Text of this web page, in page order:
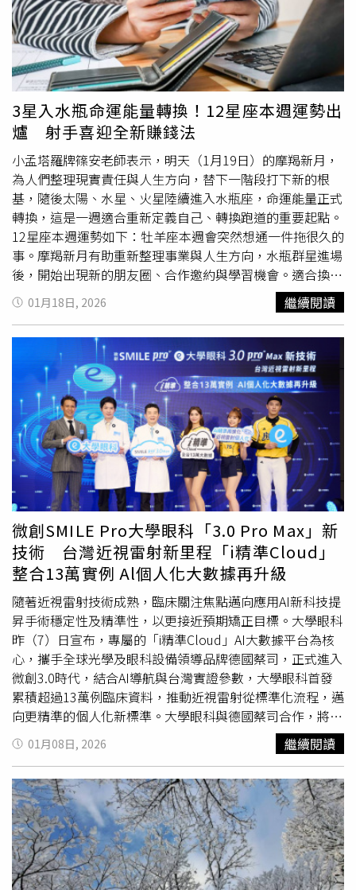
潮所驅動。」日本在全球製造業與資本財領域的高度曝險，
使其成為人工智慧建設浪潮的主要受益者。但安格里克指
出，這種連動也使市場對全球科技熱情降溫或匯率變動格外
敏感，而匯率其實在這波行情中發揮了相當關鍵的作用。近
月來，這種敏感性更加明顯。對人工智慧泡沫的憂慮已導致
市場波動，包括日本股市在內。上週，在人工智慧公司
「Anthropic」推出新1代人工智慧工具、可處理許多軟體公
司核心服務所涵蓋的複雜專業工作流程
售。安格里克補充，另1項使當前估值顯得脆弱的因素是日
圓。過去1年日圓大幅走弱，對日本股市通常有利，因為市
場中相當比例為依賴出口的製造商。他認為，日圓貶值可推
升企業盈餘並提高股價估值，但這種效果可能隨時間減弱，
「日圓的交易水準與基本面相距甚遠，本質上是過度疲弱，
屬於不合理的貶值。」根據倫敦證券交易所集團（LSEG）
數據，過去6個月日圓兌美元已貶值約3.67%。日本方面已
暗示，若日圓持續下滑可能進行干預。日本財務大臣片山皋
月甚至已就日圓「單邊貶值」問題向美國財政部長貝森特
（Scott Bessent）表達關切。位於英國蘇格蘭的安本資產
管理（Aberdeen Asset Management）預期，隨著通膨降
溫幅度可能高於目前預期，實質利率逐步上升，日圓將升
值。安格里克亦預期日圓將走強，「市場預期中期內日圓應
會升值，屆時股市估值將略為回落。」他也警告，匯率正常
化可能「大幅削弱目前的股市水準。」然而，這並不意味日
本股市的榮景毫無持續力。專家指出，近年來的結構性改
革，特別是在公司治理、資本效率與股東回報方面，已提供
持久的成長基礎。企業加大股票回購、解除交叉持股，並更
積極提升股東權益報酬率（ROE），這一轉變亦受到東京證
券交易所鼓勵。部分資產管理機構認為，只要市場預期得以
實現，日本企業基本面仍大致具支撐力。瑞士聯合私人銀行
（Union Bancaire Privée）投資組合經理祖海爾（Zuhair
Khan）表示，若強而穩定的政府能為市場帶來信心，這波
漲勢在一定程度上是「真實的」。但他警告，價格已反映尚
未落實的進展，「市場已提前反映某些尚未發生的事」，包
括資產出售、股票回購與利潤率提升的預期，這使市場幾乎
沒有失望空間，「若改善步伐放緩，仍存在下行風險。」
像存儲與傳輸系統出現故障，加上相關工作人員在審核環節
把關不嚴，最終導致電子報告內容出現錯誤。吳忠市人民醫
院表示，事發後已於第一時間向患者本人致歉，並立即對同
期上傳的所有電子檢查報告展開全面排查，防止類似問題再
次發生。院方強調，將針對系統管理和工作流程進行徹底整
改，進一步加強審核制度，杜絕此類低級錯誤重演，同時感
謝網友和社會各界對醫院工作的監督與支持。
3星入水瓶命運能量轉換！12星座本週運勢出
爐 射手喜迎全新賺錢法
小孟塔羅牌篠安老師表示，明天（1月19日）的摩羯新月，
為人們整理現實責任與人生方向，替下一階段打下新的根
基，隨後太陽、水星、火星陸續進入水瓶座，命運能量正式
轉換，這是一週適合重新定義自己、轉換跑道的重要起點。
12星座本週運勢如下：牡羊座本週會突然想通一件拖很久的
事。摩羯新月有助重新整理事業與人生方向，水瓶群星進場
後，開始出現新的朋友圈、合作邀約與學習機會。適合換圈
子、換跑道、重新建立人際連結。感情上容易遇到價值觀不
同但很有火花的人。金牛座這週會開始重新規劃未來3到5年
的方向。摩羯新月讓你面對現實層面的責任，而水瓶能量則
會打開國際視野與學習運。適合報名課程、規劃進修、接觸
新領域。感情上容易有遠距、異國、理念型對象出現。雙子
座會開始處理一筆重要的金錢、合作或債務問題。摩羯新月
讓你正視風險與責任，而水瓶能量會帶來新的投資想法與資
源機會。財務上適合重新分配資金與帳務結構。感情方面會
因真心話而更靠近，也可能結束不再合拍的連結。巨蟹座關
係是本週最大主題。摩羯新月讓你重新檢視伴侶與合作關係
的界線與責任，水瓶群星會讓你開始渴望更自由、更平等的
互動模式。適合重新談規則、談未來。單身者容易遇到思想
特別、個性獨立的人。獅子座生活節奏開始改變。摩羯新月
讓你重新調整工作流程、健康與作息，而水瓶能量會帶來新
的合作夥伴與工作模式。適合換工作方式、嘗試自由接案或
彈性制度。感情上容易在工作場合或朋友圈中擦出火花。處
女座這週是創作、戀愛、舞台感重新被打開的一週。摩羯新
月幫忙清理過去的不安與自我懷疑，水瓶能量會讓你敢嘗試
新風格、新企劃、新曝光方式。非常適合發表作品、新專
案。感情運明顯升溫，有突然心動、閃電互動的可能。天秤
座會開始重新定義「家」與「安全感」。摩羯新月讓你處理
居住、家庭或情緒根基問題，水瓶能量會讓你想打造更自
由、更屬於自己的生活空間。適合搬家、整理空間、改變生
活型態。感情上容易出現讓你心動又很特別的對象。天蠍座
溝通、人際與社群圈開始洗牌。摩羯新月讓你重新整理重要
聯絡名單，水瓶群星會帶來新的朋友圈、新平台與合作邀
約。適合經營社群、發表理念型內容。感情容易從聊天開始
升溫，也可能突然被某個特別的人吸引。射手座本週是財務
結構重整週。摩羯新月讓你重新盤點收入與支出，水瓶能量
會帶來新的賺錢方式、斜槓或網路型收入機會。適合開發副
業、嘗試線上平台。感情上容易遇到務實但思維前衛的人，
是可以一起談未來的對象。摩羯座摩羯新月為你開啟全新個
01月18日, 2026 繼續閱讀
微創SMILE Pro大學眼科「3.0 Pro Max」新
技術 台灣近視雷射新里程「i精準Cloud」
整合13萬實例 Al個人化大數據再升級
隨著近視雷射技術成熟，臨床關注焦點邁向應用AI新科技提
昇手術穩定性及精準性，以更接近預期矯正目標。大學眼科
昨（7）日宣布，專屬的「i精準Cloud」AI大數據平台為核
心，攜手全球光學及眼科設備領導品牌德國蔡司，正式進入
微創3.0時代，結合AI導航與台灣實證參數，大學眼科首發
累積超過13萬例臨床資料，推動近視雷射從標準化流程，邁
向更精準的個人化新標準。大學眼科與德國蔡司合作，將臨
床應用結果發表於國際眼科專刊《CakeMagazine》的研究1
指出，將數位化工作流程
與數據整合導入屈光手術，可提升
整體流程效率，術前平均準備時間減少約11%，手術時間大
幅減少約25%，顯示數據應用已成為近視雷射穩定發展的重
要基礎。全球眼科業務副總裁章平達授予大學眼科13萬
SMILE_SMILE Pro案例證書，宣布近視雷射正式進入。
（圖片提供／大學眼科）大學眼科累積13萬例資料 打造台
灣民眾專屬近視雷射數據資料庫SMILE Pro 3.0 Max 技術整
01月08日, 2026 繼續閱讀